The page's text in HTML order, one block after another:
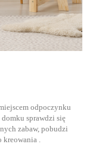
odpoczynku
sprawdzi się
zabaw, pobudzi
kreowania .